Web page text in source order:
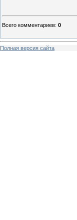
Всего комментариев: 0
Полная версия сайта